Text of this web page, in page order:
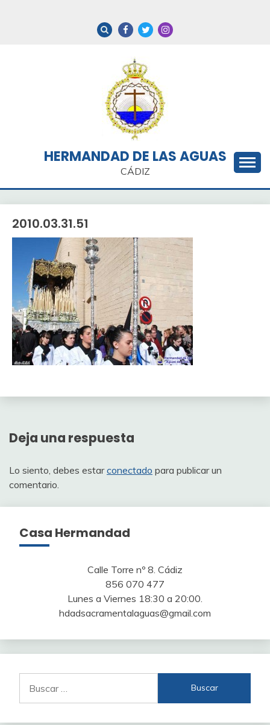
HERMANDAD DE LAS AGUAS
CÁDIZ
2010.03.31.51
Deja una respuesta
Lo siento, debes estarconectado para publicar un
comentario.
Casa Hermandad
Calle Torre nº 8. Cádiz
856 070 477
Lunes a Viernes 18:30 a 20:00.
hdadsacramentalaguas@gmail.com